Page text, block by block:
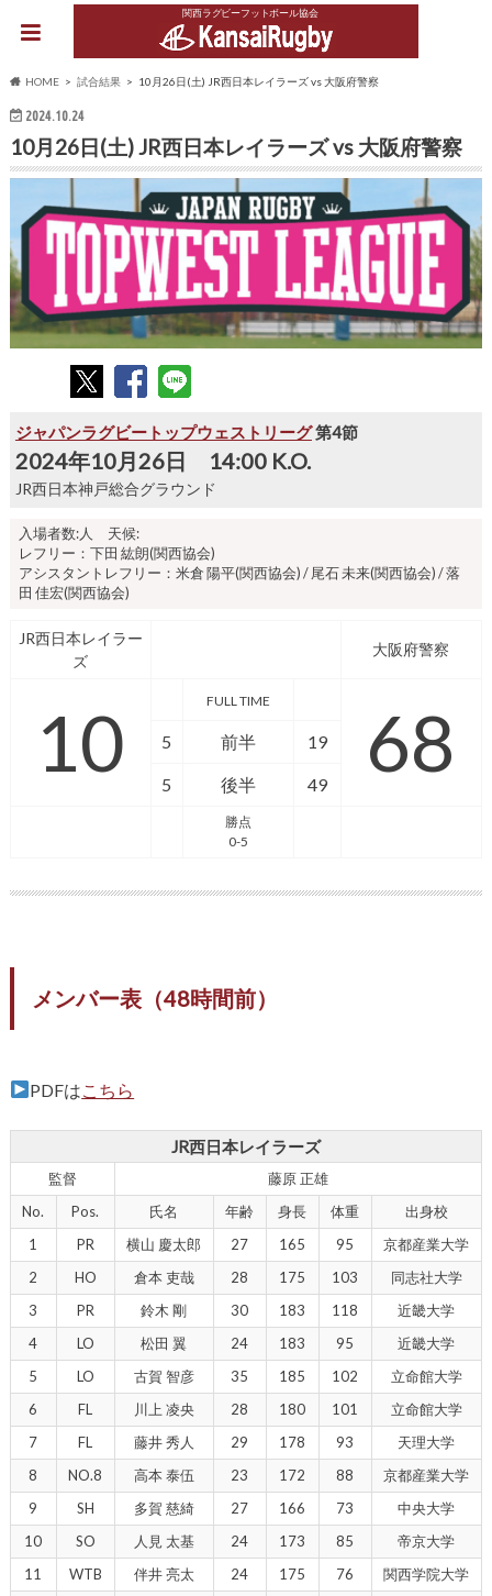
関西ラグビーフットボール協会
HOME 試合結果 10月26日(土) JR西日本レイラーズ vs 大阪府警察
2024.10.24
10月26日(土) JR西日本レイラーズ vs 大阪府警察
ジャパンラグビートップウェストリーグ第4節
2024年10月26日 14:00 K.O.
JR西日本神戸総合グラウンド
入場者数:人 天候:
レフリー：下田 紘朗(関西協会)
アシスタントレフリー：米倉 陽平(関西協会) / 尾石 未来(関西協会) / 落
田 佳宏(関西協会)
JR西日本レイラー
ズ
大阪府警察
10 FULL TIME 68
5 前半 19
5 後半 49
勝点
0-5
メンバー表（48時間前）
PDFは こちら
JR西日本レイラーズ
監督
藤原 正雄
No.
Pos. 氏名 年齢 身長 体重
出身校
1
PR 横山 慶太郎 27 165 95
京都産業大学
2
HO 倉本 吏哉 28 175 103
同志社大学
3
PR 鈴木 剛 30 183 118
近畿大学
4
LO 松田 翼 24 183 95
近畿大学
5
LO 古賀 智彦 35 185 102
立命館大学
6
FL 川上 凌央 28 180 101
立命館大学
7
FL 藤井 秀人 29 178 93
天理大学
8
NO.8 高本 泰伍 23 172 88
京都産業大学
9
SH 多賀 慈綺 27 166 73
中央大学
10
SO 人見 太基 24 173 85
帝京大学
11
WTB 伴井 亮太 24 175 76
関西学院大学